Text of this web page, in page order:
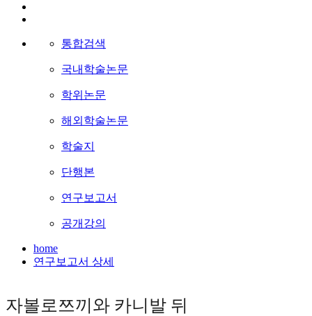
통합검색
국내학술논문
학위논문
해외학술논문
학술지
단행본
연구보고서
공개강의
home
연구보고서 상세
자볼로쯔끼와 카니발 뒤